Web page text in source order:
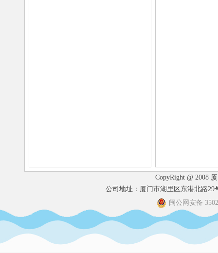
CopyRight @ 2008
公司地址：厦门市湖里区东港北路29
闽公网安备